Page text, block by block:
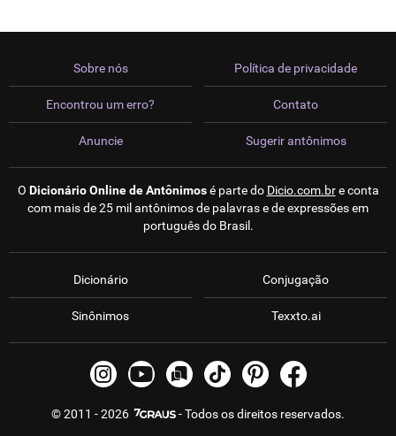
Sobre nós
Encontrou um erro?
Anuncie
Política de privacidade
Contato
Sugerir antônimos
O Dicionário Online de Antônimosé parte do Dicio.com.bre conta
com mais de 25 mil antônimos de palavras e de expressões em
português do Brasil.
Dicionário
Sinônimos
Conjugação
Texxto.ai
© 2011 - 2026 - Todos os direitos reservados.